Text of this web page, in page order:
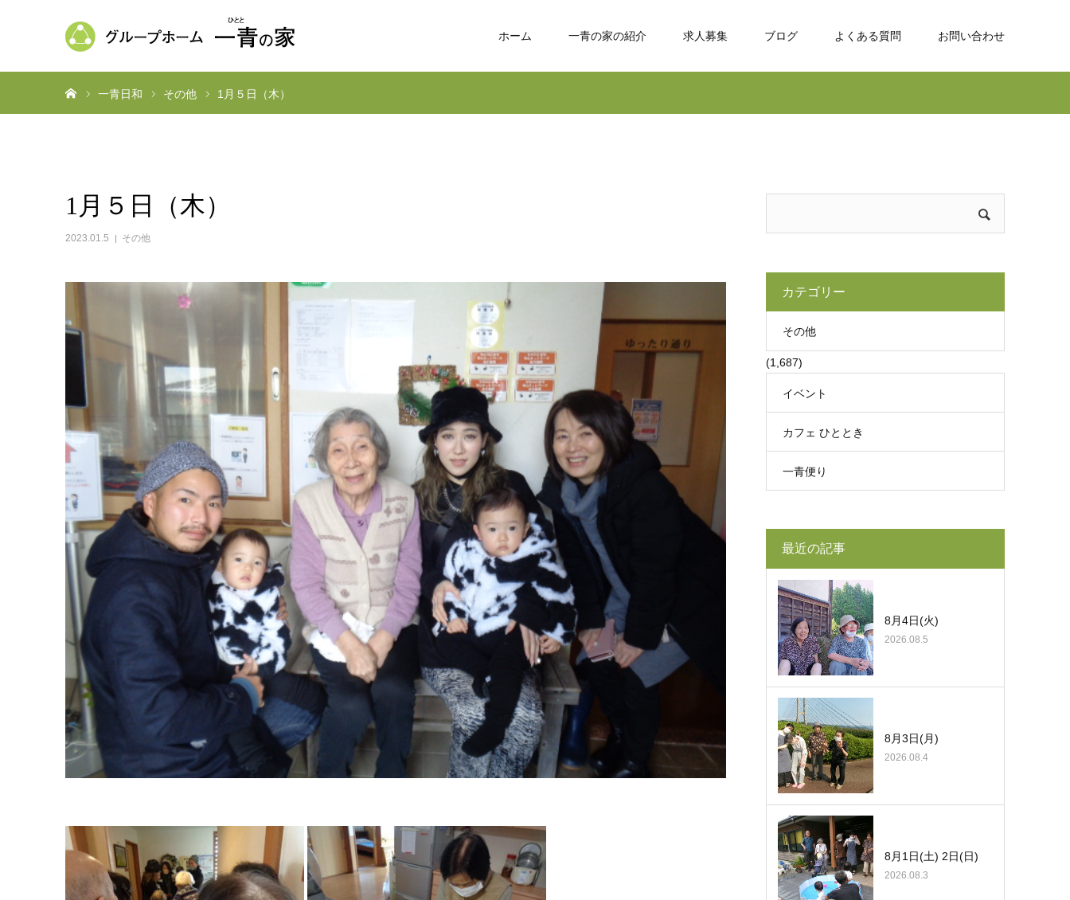
ホーム 一青の家の紹介 求人募集 ブログ よくある質問 お問い合わせ
一青日和 その他 1月５日（木）
1月５日（木）
2023.01.5 その他
カテゴリー
その他
(1,687)
イベント
カフェ ひととき
一青便り
最近の記事
8月4日(火)
2026.08.5
8月3日(月)
2026.08.4
8月1日(土) 2日(日)
2026.08.3